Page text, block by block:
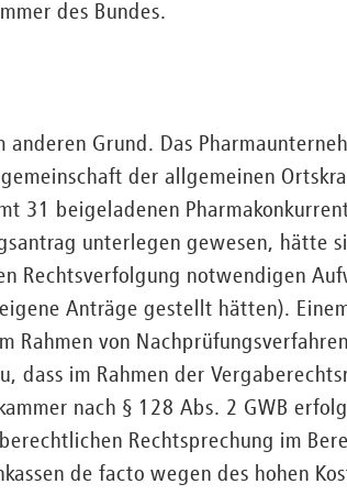
des Bundes.
Grund. Das
der allgemeinen
31 beigeladenen
unterlegen gewesen, hätte
Rechtsverfolgung notwendigen
Anträge gestellt hätten).
Rahmen von
dass im Rahmen der
nach § 128 Abs. 2 GWB
Rechtsprechung im
de facto wegen des hohen